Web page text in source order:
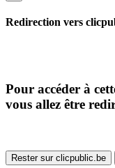
Redirection vers
Pour accéder à
vous allez être
Rester sur clicpublic.be